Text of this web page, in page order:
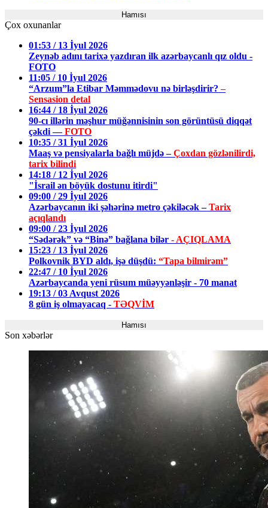
Hamısı
Çox oxunanlar
01:53 / 13 İyul 2026
Zeynəb adını tarixə yazdıran ilk azərbaycanlı qız oldu -
FOTO
11:05 / 10 İyul 2026
“Arzum”la Etibar Məmmədovu nə birləşdirir?–
Sensasion detal
16:44 / 18 İyul 2026
90-cı illərin məşhur müğənnisinin son görüntüsü diqqət
çəkdi —FOTO
10:35 / 31 İyul 2026
Maaş və pensiyalarla bağlı müjdə –Çoxdan gözlənilirdi,
tarix bilindi
14:18 / 12 İyul 2026
"İsrail ən böyük dostunu itirdi"
09:00 / 29 İyul 2026
Azərbaycanın iki şəhərinə metro çəkiləcək –Tarix
açıqlandı
09:00 / 23 İyul 2026
“Sədərək” və “Binə” bağlana bilər - AÇIQLAMA
15:23 / 13 İyul 2026
Polkovnik BYD aldı, işə düşdü: “Tapa bilmirəm”
22:47 / 10 İyul 2026
Azərbaycanda yeni rüsum müəyyənləşir - 70 manat
19:13 / 03 Avqust 2026
8 gün iş olmayacaq - TƏQVİM
Hamısı
Son xəbərlər